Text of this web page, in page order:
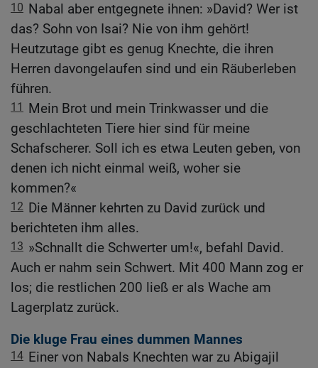
10 Nabal aber entgegnete ihnen: »David? Wer ist
das? Sohn von Isai? Nie von ihm gehört!
Heutzutage gibt es genug Knechte, die ihren
Herren davongelaufen sind und ein Räuberleben
führen.
11
Mein Brot und mein Trinkwasser und die
geschlachteten Tiere hier sind für meine
Schafscherer. Soll ich es etwa Leuten geben, von
denen ich nicht einmal weiß, woher sie
kommen?«
12 Die Männer kehrten zu David zurück und
berichteten ihm alles.
13 »Schnallt die Schwerter um!«, befahl David.
Auch er nahm sein Schwert. Mit 400 Mann zog er
los; die restlichen 200 ließ er als Wache am
Lagerplatz zurück.
Die kluge Frau eines dummen Mannes
14 Einer von Nabals Knechten war zu Abigajil